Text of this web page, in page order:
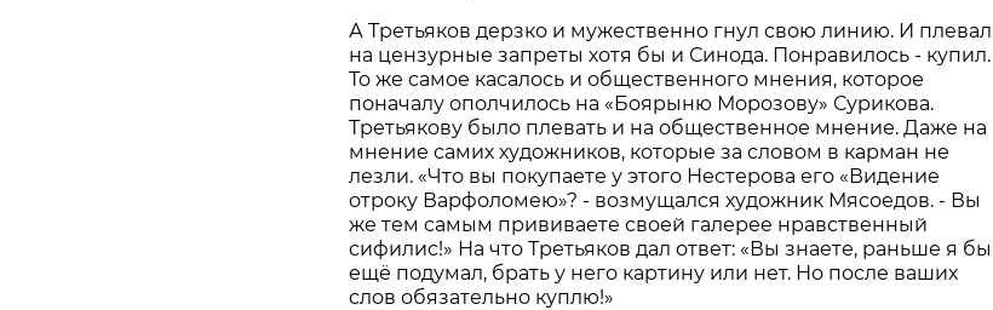
А Третьяков дерзко и мужественно гнул свою линию. И плевал
на цензурные запреты хотя бы и Синода. Понравилось - купил.
То же самое касалось и общественного мнения, которое
поначалу ополчилось на «Боярыню Морозову» Сурикова.
Третьякову было плевать и на общественное мнение. Даже на
мнение самих художников, которые за словом в карман не
лезли. «Что вы покупаете у этого Нестерова его «Видение
отроку Варфоломею»? - возмущался художник Мясоедов. - Вы
же тем самым прививаете своей галерее нравственный
сифилис!» На что Третьяков дал ответ: «Вы знаете, раньше я бы
ещё подумал, брать у него картину или нет. Но после ваших
слов обязательно куплю!»